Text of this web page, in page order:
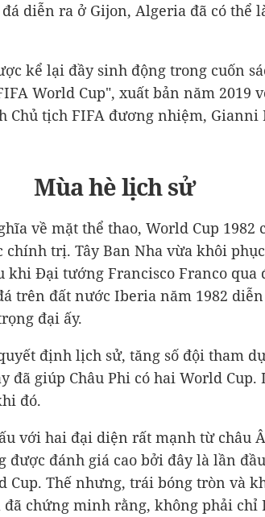
diễn ra ở Gijon, Algeria đã có thể
kể lại đầy sinh động trong cuốn
World Cup", xuất bản năm 2019
Chủ tịch FIFA đương nhiệm,
Mùa hè lịch sử
về mặt thể thao, World Cup 1982
chính trị. Tây Ban Nha vừa khôi
khi Đại tướng Francisco Franco qua
trên đất nước Iberia năm 1982
đại ấy.
định lịch sử, tăng số đội tham
đã giúp Châu Phi có hai World Cup.
đó.
với hai đại diện rất mạnh từ châu
được đánh giá cao bởi đây là lần
Cup. Thế nhưng, trái bóng tròn và
đã chứng minh rằng, không phải